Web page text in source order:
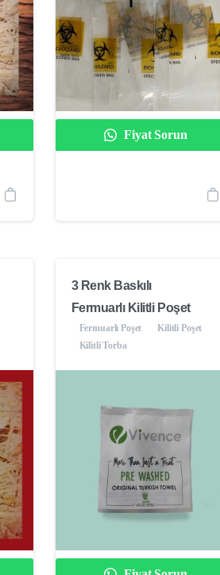
Fiyat Sorun
3 Renk Baskılı
Fermuarlı Kilitli Poşet
Fermuarlı Poşet
Kilitli Poşet
Kilitli Torba